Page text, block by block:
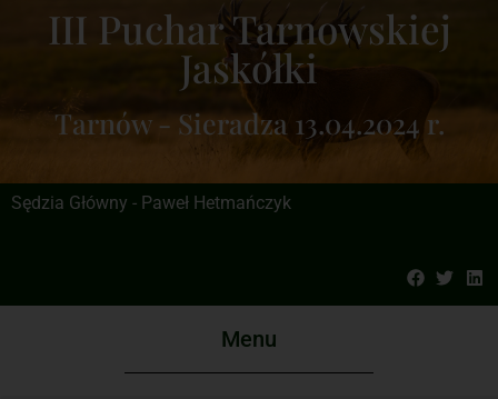
III Puchar Tarnowskiej
Jaskółki
Tarnów - Sieradza 13.04.2024 r.
Sędzia Główny - Paweł Hetmańczyk
Menu